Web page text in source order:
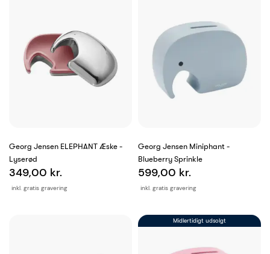
Georg Jensen ELEPHANT Æske -
Lyserød
inkl. gratis gravering
349,00 kr.
Georg Jensen Miniphant -
Blueberry Sprinkle
inkl. gratis gravering
599,00 kr.
Midlertidigt udsolgt